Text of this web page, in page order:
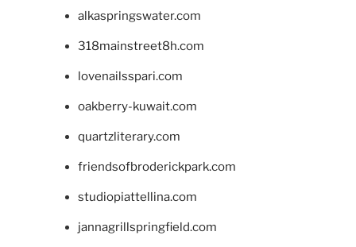
alkaspringswater.com
318mainstreet8h.com
lovenailsspari.com
oakberry-kuwait.com
quartzliterary.com
friendsofbroderickpark.com
studiopiattellina.com
jannagrillspringfield.com